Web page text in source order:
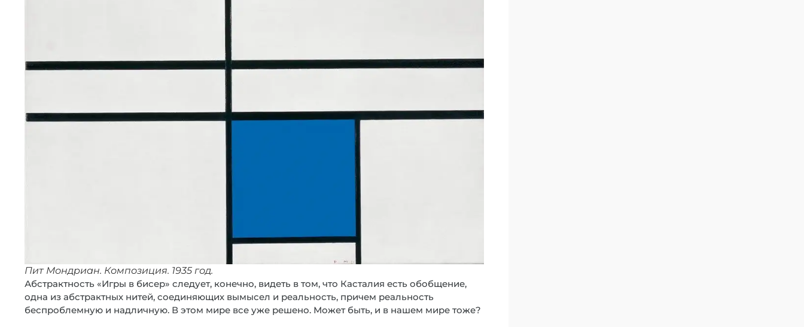
Пит Мондриан. Композиция. 1935 год.
Абстрактность «Игры в бисер» следует, конечно, видеть в том, что Касталия есть обобщение,
одна из абстрактных нитей, соединяющих вымысел и реальность, причем реальность
беспроблемную и надличную. В этом мире все уже решено. Может быть, и в нашем мире тоже?